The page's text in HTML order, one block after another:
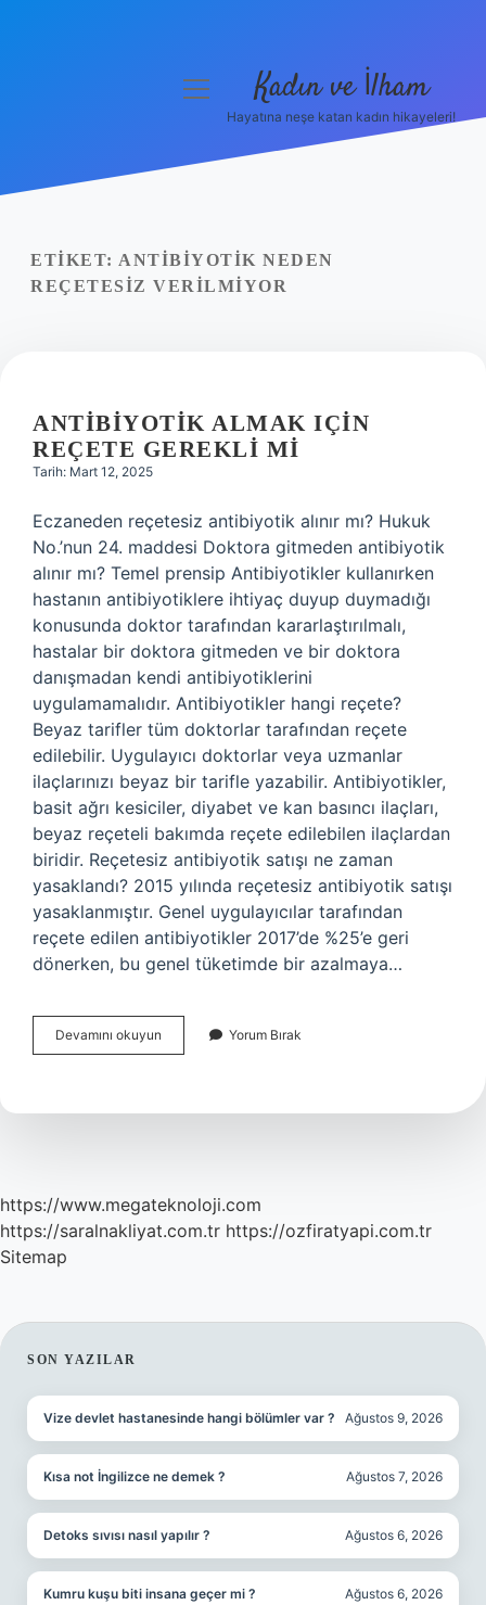
Yasal Uyarı
menüyü
Kadın ve İlham
Hayatına neşe katan kadın hikayeleri!
ETIKET: ANTIBIYOTIK NEDEN
REÇETESIZ VERILMIYOR
ANTIBIYOTIK ALMAK IÇIN
REÇETE GEREKLI MI
Tarih: Mart 12, 2025
Eczaneden reçetesiz antibiyotik alınır mı? Hukuk
No.’nun 24. maddesi Doktora gitmeden antibiyotik
alınır mı? Temel prensip Antibiyotikler kullanırken
hastanın antibiyotiklere ihtiyaç duyup duymadığı
konusunda doktor tarafından kararlaştırılmalı,
hastalar bir doktora gitmeden ve bir doktora
danışmadan kendi antibiyotiklerini
uygulamamalıdır. Antibiyotikler hangi reçete?
Beyaz tarifler tüm doktorlar tarafından reçete
edilebilir. Uygulayıcı doktorlar veya uzmanlar
ilaçlarınızı beyaz bir tarifle yazabilir. Antibiyotikler,
basit ağrı kesiciler, diyabet ve kan basıncı ilaçları,
beyaz reçeteli bakımda reçete edilebilen ilaçlardan
biridir. Reçetesiz antibiyotik satışı ne zaman
yasaklandı? 2015 yılında reçetesiz antibiyotik satışı
yasaklanmıştır. Genel uygulayıcılar tarafından
reçete edilen antibiyotikler 2017’de %25’e geri
dönerken, bu genel tüketimde bir azalmaya…
Devamını okuyun Antibiyotik
Almak
Gerekli
Yorum Bırak
https://www.megateknoloji.com
https://saralnakliyat.com.tr https://ozfiratyapi.com.tr
Sitemap
SIDEBAR
SON YAZILAR
Vize devlet hastanesinde hangi bölümler var ? Ağustos 9, 2026
Kısa not İngilizce ne demek ? Ağustos 7, 2026
Detoks sıvısı nasıl yapılır ? Ağustos 6, 2026
Kumru kuşu biti insana geçer mi ? Ağustos 6, 2026